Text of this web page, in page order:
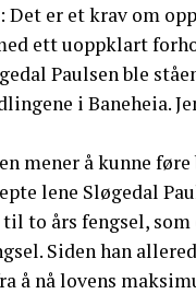
er et krav om
ett uoppklart
Paulsen ble
i Baneheia.
mener å kunne
lene Sløgedal
to års fengsel,
Siden han
å nå lovens